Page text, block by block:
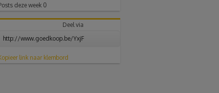
deze week 0
Deel via
link naar klembord